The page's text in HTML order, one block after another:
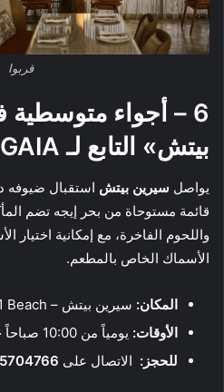
قربوا
6 – أجواء
بيتش» التابع لـ GAIA
يواصل سيرين بيتش استقبال ضيوفه
قائمة مستوحاة من بحر إيجه تضم
واللحوم الفاخرة، مع إمكانية
الأسماك الخاص بالمطعم.
المكان: سيرين بيتش – G1 Beach، دبي.
الأوقات: يومياً من 10:00 صباحاً حتى 1:00 فجراً.
للحجز: الاتصال على